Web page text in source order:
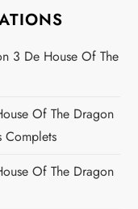
3 De House Of The
Of The Dragon
Complets
Of The Dragon